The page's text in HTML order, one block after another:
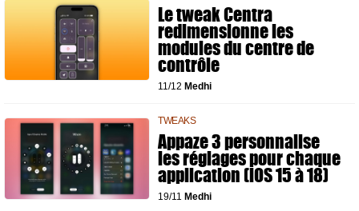
Le tweak Centra
redimensionne les
modules du centre de
contrôle
11/12 Medhi
TWEAKS
Appaze 3 personnalise
les réglages pour chaque
application (iOS 15 à 18)
19/11 Medhi